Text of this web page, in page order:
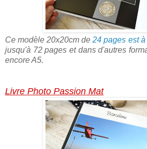
Ce modèle 20x20cm de24 pages est à
jusqu'à 72 pages et dans d'autres
encore A5.
Livre Photo Passion Mat